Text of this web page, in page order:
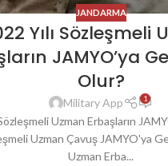
JANDARMA
Yılı Sözleşmeli
JAMYO’ya
Olur?
Military App 1
Uzman Erbaşların
Uzman Çavuş JAMYO'ya
Uzman Erba...